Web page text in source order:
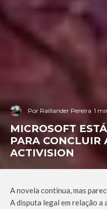
Por Raillander Pereira 1
MICROSOFT
PARA CONCLUIR
ACTIVISION
A novela continua, mas
A disputa legal em relação a